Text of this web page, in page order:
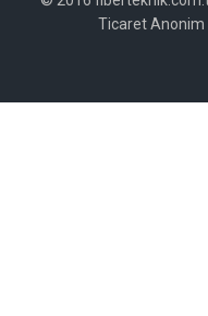
Ticaret Anonim